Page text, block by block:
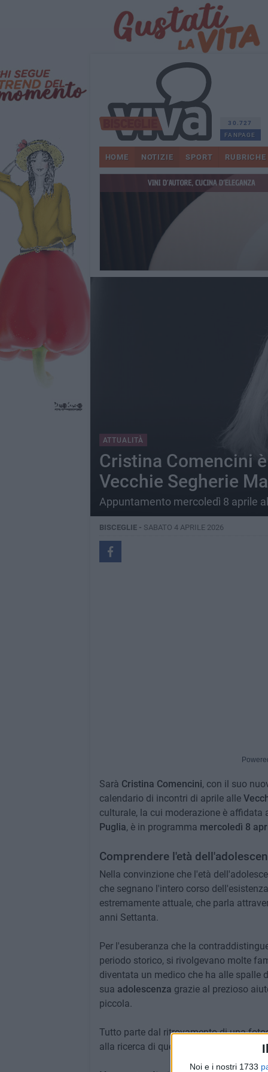
Noi e i nostri 1733
30.727
FANPAGE
HOME NOTIZIE SPORT RUBRICHE
ATTUALITÀ
Cristina Comencini
Vecchie Segherie
Appuntamento mercoledì 8 aprile
BISCEGLIE - SABATO 4 APRILE 2026
Sarà Cristina Comencini, con il suo
calendario di incontri di aprile alle
culturale, la cui moderazione è affidata
Puglia, è in programma mercoledì 8
Comprendere l'età
Nella convinzione che l'età
che segnano l'intero corso
estremamente attuale, che parla
anni Settanta.
Per l'esuberanza che la
periodo storico, si rivolgevano molte
diventata un medico che ha alle spalle
sua adolescenza grazie al prezioso
piccola.
Tutto parte dal ritrovamento di una
alla ricerca di quella
ragazza ribelle ed